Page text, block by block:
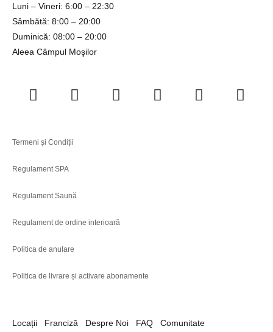
Luni – Vineri: 6:00 – 22:30
Sâmbătă: 8:00 – 20:00
Duminică: 08:00 – 20:00
Aleea Câmpul Moşilor
Termeni și Condiții
Regulament SPA
Regulament Saună
Regulament de ordine interioară
Politica de anulare
Politica de livrare și activare abonamente
Locații Franciză Despre Noi FAQ Comunitate